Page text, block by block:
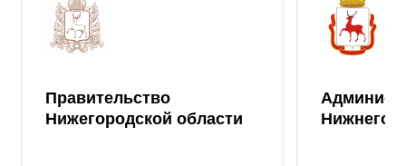
Правительство
Нижегородской области
Нижнего